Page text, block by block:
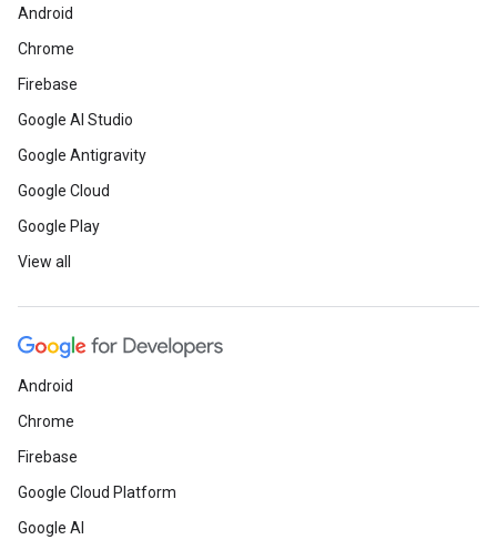
Android
Chrome
Firebase
Google AI Studio
Google Antigravity
Google Cloud
Google Play
View all
Android
Chrome
Firebase
Google Cloud Platform
Google AI